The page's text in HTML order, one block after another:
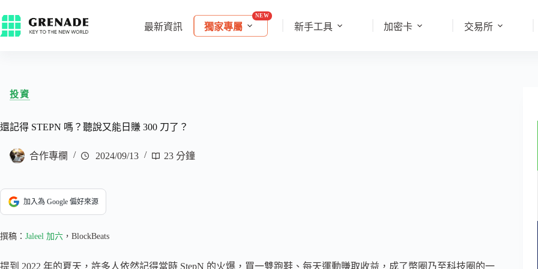
最新資訊 獨家專屬 新手工具 加密卡 交易所
投資
還記得 STEPN 嗎？聽說又能日賺 300 刀了？
合作專欄 2024/09/13 23 分鐘
加入為 Google 偏好來源
撰稿： Jaleel 加六 ，BlockBeats
提到 2022 年的夏天，許多人依然記得當時 StepN 的火爆，買一雙跑鞋、每天運動賺取收益，成了幣圈乃至科技圈的一